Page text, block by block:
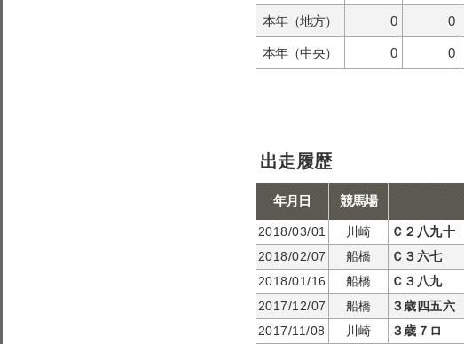
本年（地方） 0 0
本年（中央） 0 0
出走履歴
年月日 競馬場
2018/03/01 川崎 Ｃ２八九十
2018/02/07
船橋 Ｃ３六七
2018/01/16
船橋 Ｃ３八九
2017/12/07
船橋 ３歳四五六
2017/11/08
川崎 ３歳７ロ